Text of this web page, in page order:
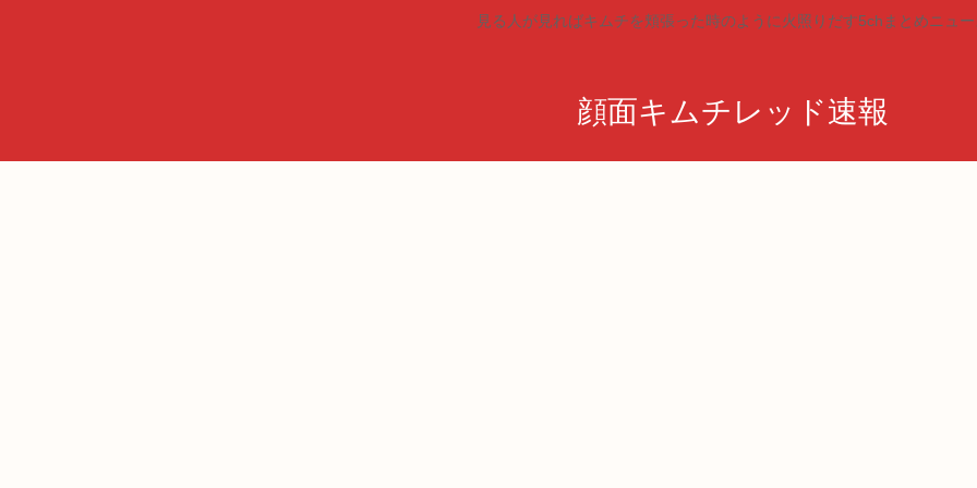
見る人が見ればキムチを頬張った時のように火照りだす5chまとめニュ
顔面キムチレッド速報